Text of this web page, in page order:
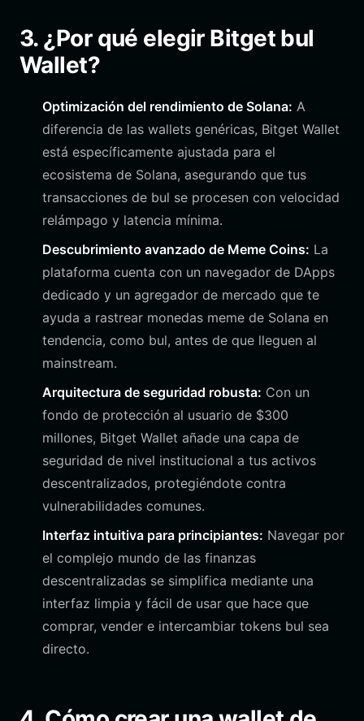
3. ¿Por qué elegir Bitget bul
Wallet?
Optimización del rendimiento de Solana: A
diferencia de las wallets genéricas, Bitget Wallet
está específicamente ajustada para el
ecosistema de Solana, asegurando que tus
transacciones de bul se procesen con velocidad
relámpago y latencia mínima.
Descubrimiento avanzado de Meme Coins: La
plataforma cuenta con un navegador de DApps
dedicado y un agregador de mercado que te
ayuda a rastrear monedas meme de Solana en
tendencia, como bul, antes de que lleguen al
mainstream.
Arquitectura de seguridad robusta: Con un
fondo de protección al usuario de $300
millones, Bitget Wallet añade una capa de
seguridad de nivel institucional a tus activos
descentralizados, protegiéndote contra
vulnerabilidades comunes.
Interfaz intuitiva para principiantes: Navegar por
el complejo mundo de las finanzas
descentralizadas se simplifica mediante una
interfaz limpia y fácil de usar que hace que
comprar, vender e intercambiar tokens bul sea
directo.